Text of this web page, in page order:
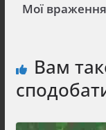
Мої
Вам